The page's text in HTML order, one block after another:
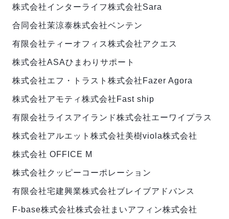
株式会社インターライフ株式会社Sara
合同会社茉涼泰株式会社ベンテン
有限会社ティーオフィス株式会社アクエス
株式会社ASAひまわりサポート
株式会社エフ・トラスト 株式会社Fazer Agora
株式会社アモティ 株式会社Fast ship
有限会社ライスアイランド株式会社エーワイプラス
株式会社アルエット 株式会社美樹viola株式会社
株式会社 OFFICE M
株式会社クッピーコーポレーション
有限会社宅建興業株式会社ブレイブアドバンス
F-base株式会社株式会社まいアフィン株式会社